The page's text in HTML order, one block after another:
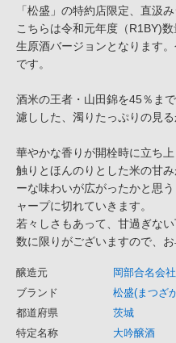
「松盛」の特約店限定、直汲み
こちらは令和元年度（R1BY)
生原酒バージョンとなります
です。
酒米の王者・山田錦を45％ま
濾しした、濁りたっぷりの見
華やかな香りが開栓時に立ち
触りとほんのりとした米の甘
ーな味わいが広がったかと思
ャープに切れていきます。
若々しさもあって、甘過ぎな
数に限りがございますので、お
醸造元
岡部合名会社
ブランド
松盛(まつざ
都道府県
茨城
特定名称
大吟醸酒